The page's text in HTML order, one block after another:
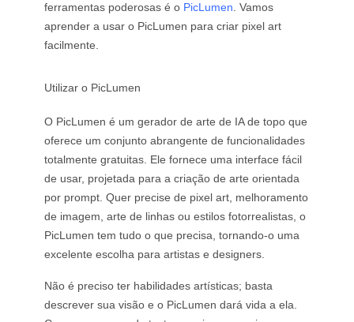
ferramentas poderosas é o PicLumen . Vamos
aprender a usar o PicLumen para criar pixel art
facilmente.
Utilizar o PicLumen
O PicLumen é um gerador de arte de IA de topo que
oferece um conjunto abrangente de funcionalidades
totalmente gratuitas. Ele fornece uma interface fácil
de usar, projetada para a criação de arte orientada
por prompt. Quer precise de pixel art, melhoramento
de imagem, arte de linhas ou estilos fotorrealistas, o
PicLumen tem tudo o que precisa, tornando-o uma
excelente escolha para artistas e designers.
Não é preciso ter habilidades artísticas; basta
descrever sua visão e o PicLumen dará vida a ela.